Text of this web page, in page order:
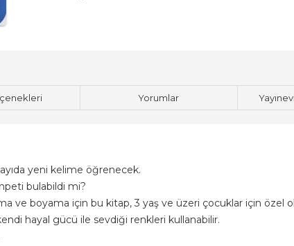
Yorumlar
yeni kelime öğrenecek.
bulabildi mi?
ve boyama için bu kitap, 3 yaş ve üzeri çocuklar için özel
hayal gücü ile sevdiği renkleri kullanabilir.